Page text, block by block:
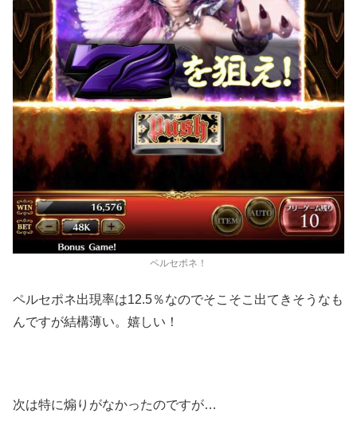
ペルセポネ！
ペルセポネ出現率は12.5％なのでそこそこ出てきそうなも
んですが結構薄い。嬉しい！
次は特に煽りがなかったのですが…